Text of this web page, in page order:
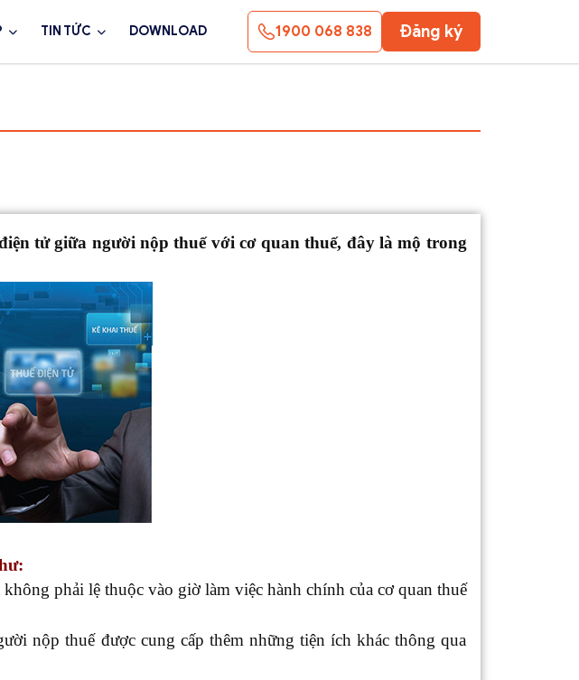
TIN TỨC DOWNLOAD 1900 068 838 Đăng ký
tử giữa người nộp thuế với cơ quan thuế, đây là mộ trong
không phải lệ thuộc vào giờ làm việc hành chính của cơ quan thuế
nộp thuế được cung cấp thêm những tiện ích khác thông qua